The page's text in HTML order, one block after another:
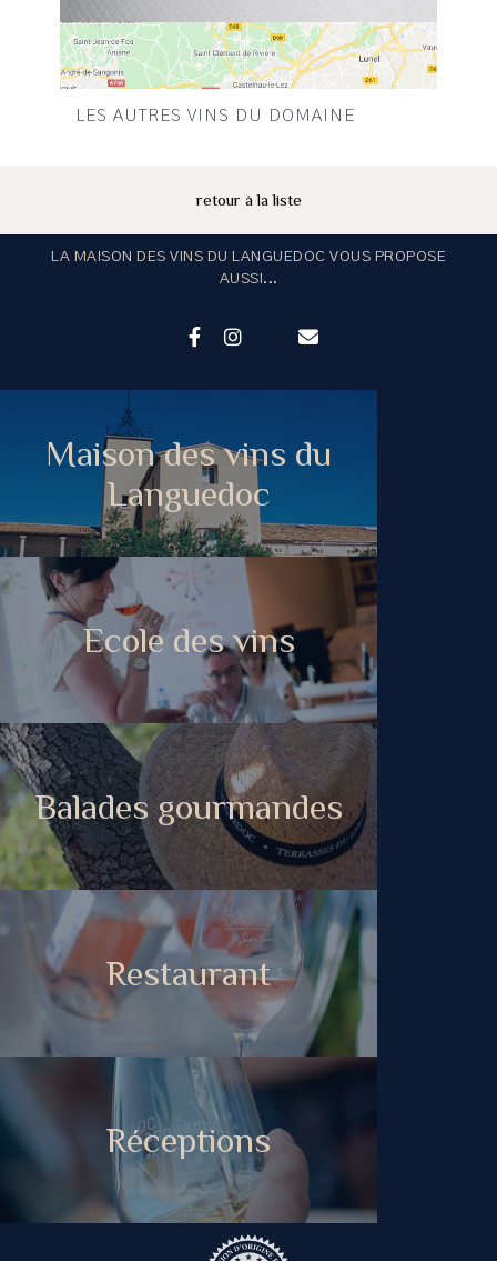
LES AUTRES VINS DU DOMAINE
retour à la liste
LA MAISON DES VINS DU LANGUEDOC VOUS PROPOSE
AUSSI...
Maison des vins du
Languedoc
Ecole des vins
Balades gourmandes
Restaurant
Réceptions